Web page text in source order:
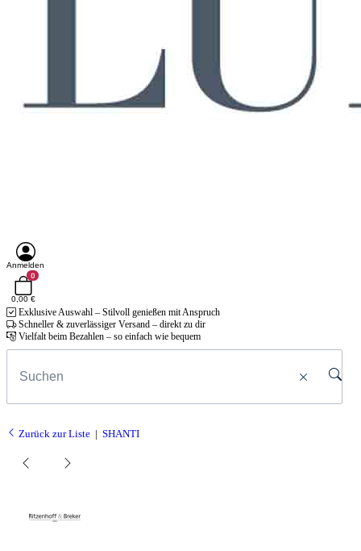
Anmelden
0
0,00 €
Exklusive Auswahl – Stilvoll genießen mit Anspruch
Schneller & zuverlässiger Versand – direkt zu dir
Vielfalt beim Bezahlen – so einfach wie bequem
Zurück zur Liste SHANTI